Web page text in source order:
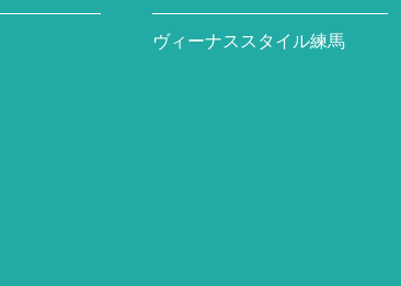
ヴィーナススタイル練馬